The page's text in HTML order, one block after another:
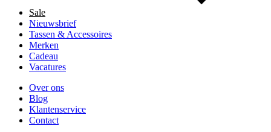
Sale
Nieuwsbrief
Tassen & Accessoires
Merken
Cadeau
Vacatures
Over ons
Blog
Klantenservice
Contact